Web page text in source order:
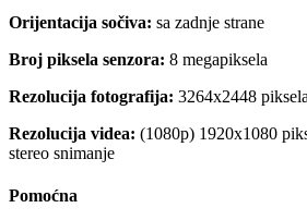
Orijentacija sočiva: sa zadnje strane
Broj piksela senzora: 8 megapiksela
Rezolucija fotografija: 3264x2448 piksela
Rezolucija videa: (1080p) 1920x1080
stereo snimanje
Pomoćna